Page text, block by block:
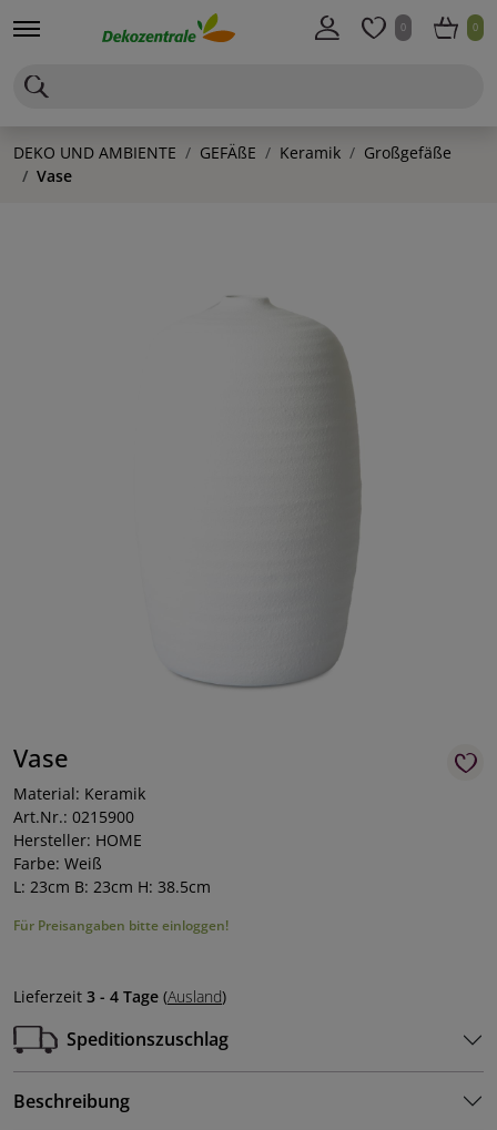
0 0
DEKO UND AMBIENTE GEFÄßE Keramik
Großgefäße
Vase
Vase
Material: Keramik
Art.Nr.: 0215900
Hersteller: HOME
Farbe: Weiß
L: 23cm B: 23cm H: 38.5cm
Für Preisangaben bitte einloggen!
Lieferzeit 3 - 4 Tage (Ausland)
Speditionszuschlag
Beschreibung